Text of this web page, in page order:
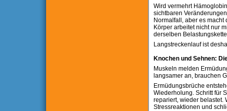
Wird vermehrt
sichtbaren
Normalfall, aber es
Körper arbeitet nicht nur
derselben
Langstreckenlauf ist
Knochen und Sehnen:
Muskeln melden
langsamer an, brauchen
Ermüdungsbrüche
Wiederholung. Schritt für
repariert, wieder belastet.
Stressreaktionen und